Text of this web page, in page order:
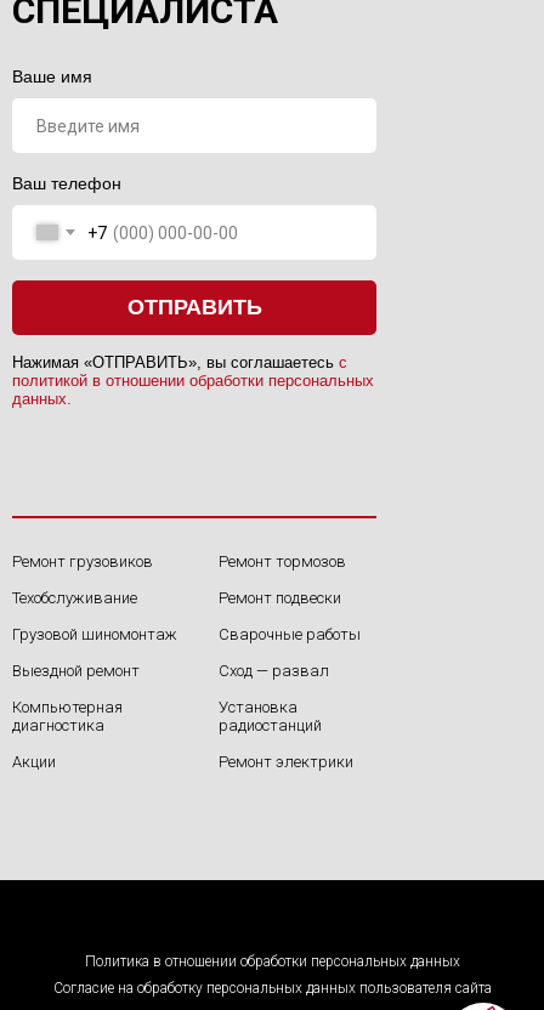
СПЕЦИАЛИСТА
Ваше имя
Ваш телефон
+7
ОТПРАВИТЬ
Нажимая «ОТПРАВИТЬ», вы соглашаетесь с
политикой в отношении обработки персональных
данных.
Ремонт грузовиков
Техобслуживание
Грузовой шиномонтаж
Ремонт тормозов
Ремонт подвески
Сварочные работы
Сход — развал
Установка
радиостанций
Компьютерная
диагностика
Ремонт электрики
Выездной ремонт
Акции
Политика в отношении обработки персональных данных
Согласие на обработку персональных данных пользователя сайта